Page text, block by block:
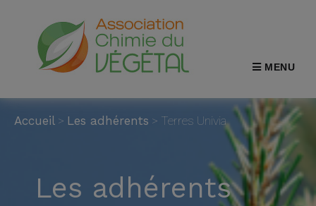
MENU
Accueil > Les adhérents > Terres Univia
Les adhérents